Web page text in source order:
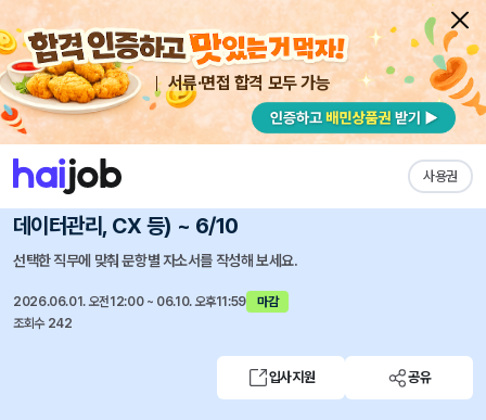
서류·면접 합격 모두 가능
사용권
채용공고 자소서 자유항목 자소서 내 작성목록
동국제약 즐겨찾기
헬스앤뷰티 신입/경력 채용(마케팅, 영업, 상품기획,
데이터관리, CX 등) ~ 6/10
선택한 직무에 맞춰 문항별 자소서를 작성해 보세요.
2026.06.01. 오전12:00 ~ 06.10. 오후11:59
마감
조회수 242
입사지원 공유